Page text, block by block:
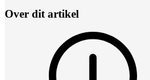
Over dit artikel